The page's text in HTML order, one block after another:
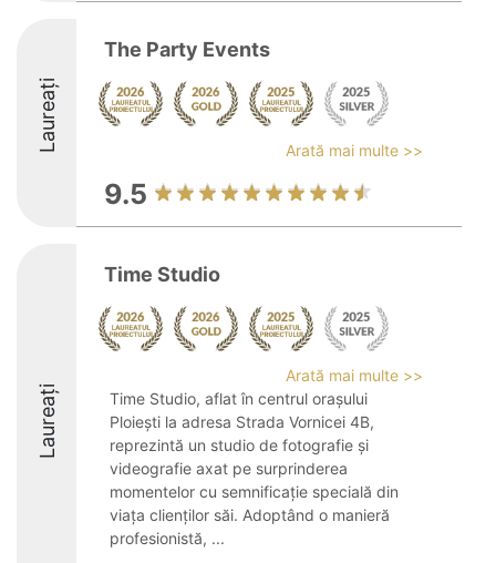
Laureați
The Party Events
Arată mai multe >>
9.5
Laureați
Time Studio
Arată mai multe >>
Time Studio, aflat în centrul orașului
Ploiești la adresa Strada Vornicei 4B,
reprezintă un studio de fotografie și
videografie axat pe surprinderea
momentelor cu semnificație specială din
viața clienților săi. Adoptând o manieră
profesionistă, ...